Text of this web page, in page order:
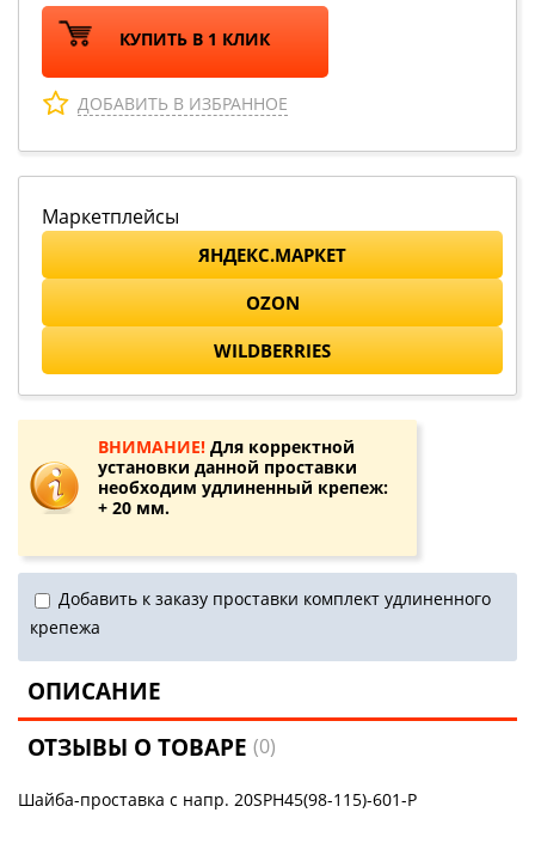
КУПИТЬ В 1 КЛИК
ДОБАВИТЬ В ИЗБРАННОЕ
Маркетплейсы
ЯНДЕКС.МАРКЕТ
OZON
WILDBERRIES
ВНИМАНИЕ! Для корректной
установки данной проставки
необходим удлиненный крепеж:
+ 20 мм.
Добавить к заказу проставки комплект удлиненного
крепежа
ОПИСАНИЕ
ОТЗЫВЫ О ТОВАРЕ(0)
Шайба-проставка с напр. 20SPH45(98-115)-601-P